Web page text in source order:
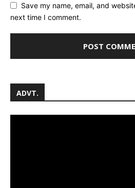
Save my name, email, and
next time I comment.
ADVT.